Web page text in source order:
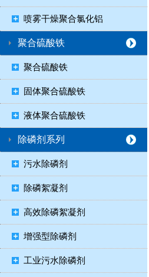
喷雾干燥聚合氯化铝
聚合硫酸铁
聚合硫酸铁
固体聚合硫酸铁
液体聚合硫酸铁
除磷剂系列
污水除磷剂
除磷絮凝剂
高效除磷絮凝剂
增强型除磷剂
工业污水除磷剂